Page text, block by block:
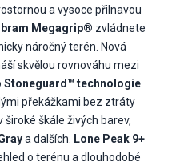
a vysoce přilnavou
Megagrip® zvládnete
náročný terén. Nová
skvělou rovnováhu mezi
Stoneguard™ technologie
překážkami bez ztráty
škále živých barev,
a dalších. Lone Peak 9+
o terénu a dlouhodobé